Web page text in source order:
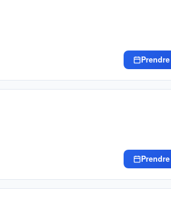
Prendre
Prendre